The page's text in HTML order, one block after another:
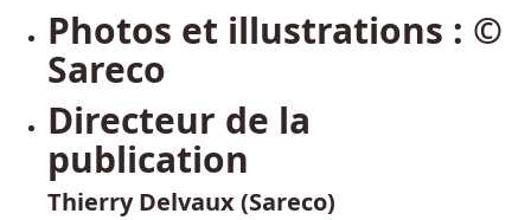
Photos et illustrations : ©
Sareco
Directeur de la
publication
Thierry Delvaux(Sareco)